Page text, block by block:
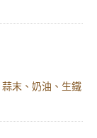
末、奶油、生鐵